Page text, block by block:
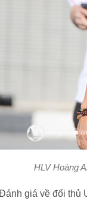
HLV Hoàng
giá về đối thủ